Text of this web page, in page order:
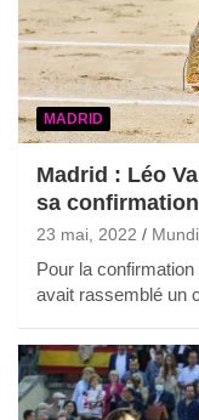
MADRID
Madrid : Léo
sa confirmation
23 mai, 2022
Pour la confirmation
avait rassemblé un